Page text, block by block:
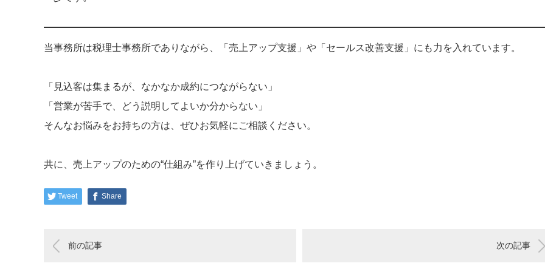
当事務所は税理士事務所でありながら、「売上アップ支援」や「セールス改善支援」にも力を入れています。
「見込客は集まるが、なかなか成約につながらない」
「営業が苦手で、どう説明してよいか分からない」
そんなお悩みをお持ちの方は、ぜひお気軽にご相談ください。
共に、売上アップのための“仕組み”を作り上げていきましょう。
Tweet Share
前の記事 次の記事